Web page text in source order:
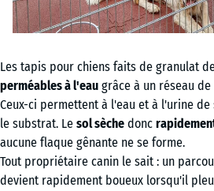
Les tapis pour chiens faits de granulat
perméables à l'eau grâce à un réseau
Ceux-ci permettent à l'eau et à l'urine
le substrat. Le sol sèche donc
aucune flaque gênante ne se forme.
Tout propriétaire canin le sait : un
devient rapidement boueux lorsqu'il